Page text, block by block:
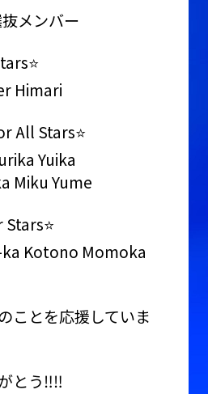
メンバー
Himari
All Stars⭐️
Yuika
Miku Yume
Kotono Momoka
ことを応援していま
とう‼️‼️